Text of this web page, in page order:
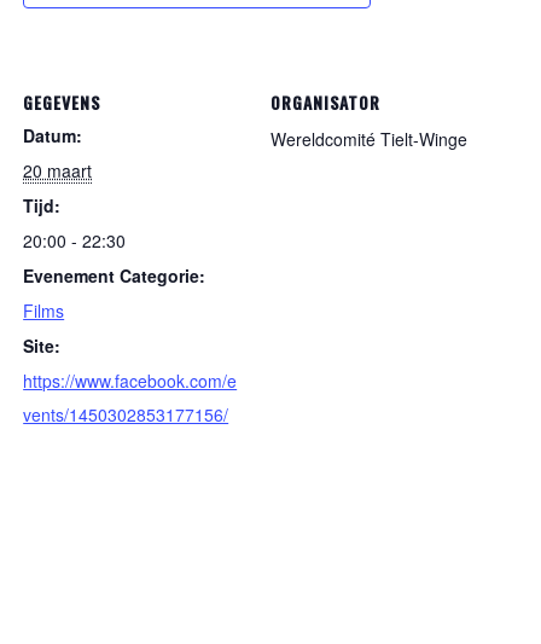
GEGEVENS
Datum:
20 maart
Tijd:
20:00 - 22:30
Evenement Categorie:
Films
Site:
https://www.facebook.com/e
vents/1450302853177156/
ORGANISATOR
Wereldcomité Tielt-Winge